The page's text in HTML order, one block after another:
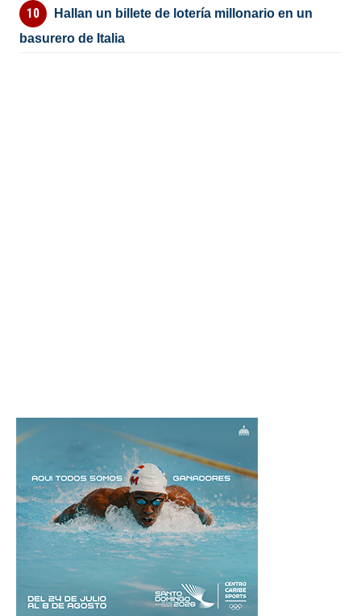
Hallan un billete de lotería millonario en un
basurero de Italia